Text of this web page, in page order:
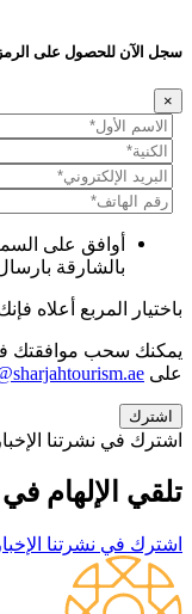
سجل الآن للحصول على
×
أوافق على
بالشارقة
باختيار المربع أعلاه
يمكنك سحب موافقتك
على
اشترك في نشرتنا
تلقي الإلهام
اشترك في نشرتنا